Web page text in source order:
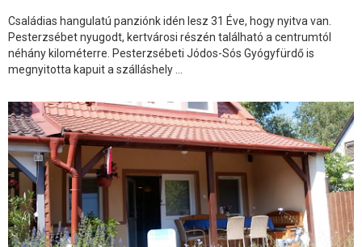
Családias hangulatú panziónk idén lesz 31 Éve, hogy nyitva van.
Pesterzsébet nyugodt, kertvárosi részén található a centrumtól
néhány kilométerre. Pesterzsébeti Jódos-Sós Gyógyfürdő is
megnyitotta kapuit a szálláshely ...